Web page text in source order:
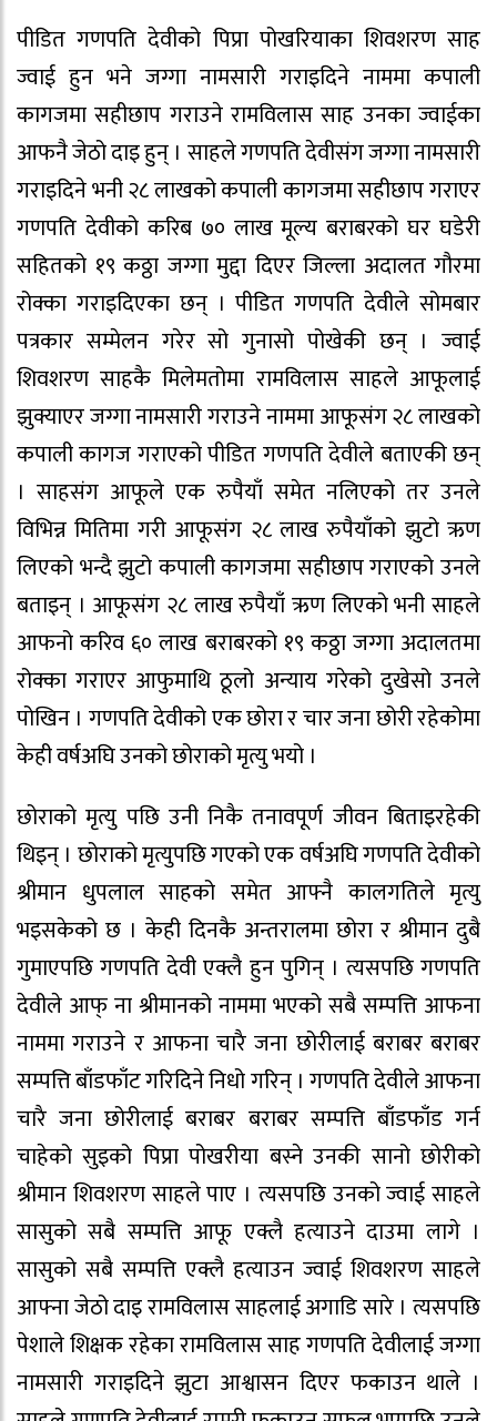
पीडित गणपति देवीको पिप्रा पोखरियाका शिवशरण साह
ज्वाई हुन भने जग्गा नामसारी गराइदिने नाममा कपाली
कागजमा सहीछाप गराउने रामविलास साह उनका ज्वाईका
आफनै जेठो दाइ हुन् । साहले गणपति देवीसंग जग्गा नामसारी
गराइदिने भनी २८ लाखको कपाली कागजमा सहीछाप गराएर
गणपति देवीको करिब ७० लाख मूल्य बराबरको घर घडेरी
सहितको १९ कठ्ठा जग्गा मुद्दा दिएर जिल्ला अदालत गौरमा
रोक्का गराइदिएका छन् । पीडित गणपति देवीले सोमबार
पत्रकार सम्मेलन गरेर सो गुनासो पोखेकी छन् । ज्वाई
शिवशरण साहकै मिलेमतोमा रामविलास साहले आफूलाई
झुक्याएर जग्गा नामसारी गराउने नाममा आफूसंग २८ लाखको
कपाली कागज गराएको पीडित गणपति देवीले बताएकी छन्
। साहसंग आफूले एक रुपैयाँ समेत नलिएको तर उनले
विभिन्न मितिमा गरी आफूसंग २८ लाख रुपैयाँको झुटो ऋण
लिएको भन्दै झुटो कपाली कागजमा सहीछाप गराएको उनले
बताइन् । आफूसंग २८ लाख रुपैयाँ ऋण लिएको भनी साहले
आफनो करिव ६० लाख बराबरको १९ कठ्ठा जग्गा अदालतमा
रोक्का गराएर आफुमाथि ठूलो अन्याय गरेको दुखेसो उनले
पोखिन । गणपति देवीको एक छोरा र चार जना छोरी रहेकोमा
केही वर्षअघि उनको छोराको मृत्यु भयो ।
छोराको मृत्यु पछि उनी निकै तनावपूर्ण जीवन बिताइरहेकी
थिइन् । छोराको मृत्युपछि गएको एक वर्षअघि गणपति देवीको
श्रीमान धुपलाल साहको समेत आफ्नै कालगतिले मृत्यु
भइसकेको छ । केही दिनकै अन्तरालमा छोरा र श्रीमान दुबै
गुमाएपछि गणपति देवी एक्लै हुन पुगिन् । त्यसपछि गणपति
देवीले आफ् ना श्रीमानको नाममा भएको सबै सम्पत्ति आफना
नाममा गराउने र आफना चारै जना छोरीलाई बराबर बराबर
सम्पत्ति बाँडफाँट गरिदिने निधो गरिन् । गणपति देवीले आफना
चारै जना छोरीलाई बराबर बराबर सम्पत्ति बाँडफाँड गर्न
चाहेको सुइको पिप्रा पोखरीया बस्ने उनकी सानो छोरीको
श्रीमान शिवशरण साहले पाए । त्यसपछि उनको ज्वाई साहले
सासुको सबै सम्पत्ति आफू एक्लै हत्याउने दाउमा लागे ।
सासुको सबै सम्पत्ति एक्लै हत्याउन ज्वाई शिवशरण साहले
आफ्ना जेठो दाइ रामविलास साहलाई अगाडि सारे । त्यसपछि
पेशाले शिक्षक रहेका रामविलास साह गणपति देवीलाई जग्गा
नामसारी गराइदिने झुटा आश्वासन दिएर फकाउन थाले ।